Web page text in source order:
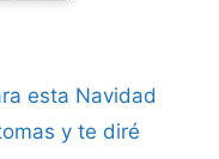
esta Navidad
y te diré